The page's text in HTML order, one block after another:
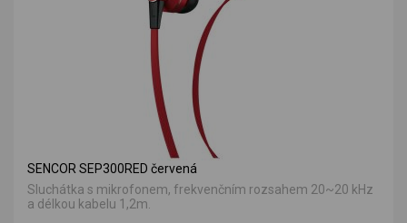
SENCOR SEP300RED červená
Sluchátka s mikrofonem, frekvenčním rozsahem 20~20 kHz
a délkou kabelu 1,2m.